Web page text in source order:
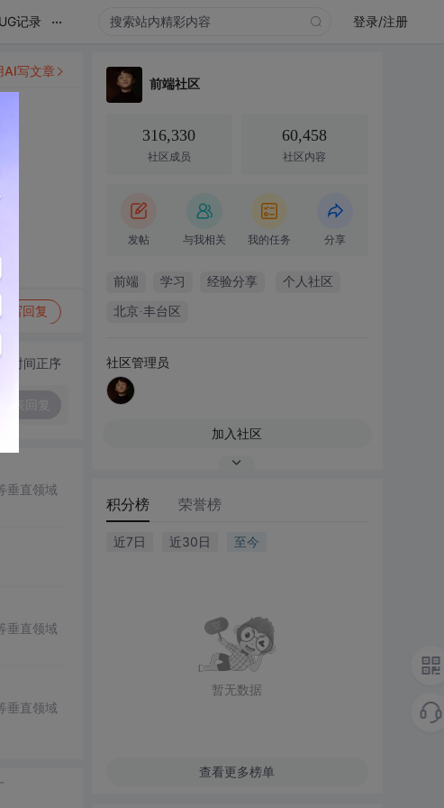
记录 ... 登录/注册
写回复
AI写文章
时间正序
垂直领域
垂直领域
垂直领域
前端社区
316,330
社区成员
60,458
社区内容
发帖 与我相关 我的任务 分享
前端 学习 经验分享 个人社区
北京·丰台区
社区管理员
加入社区
积分榜 荣誉榜
近7日 近30日 至今
暂无数据
查看更多榜单